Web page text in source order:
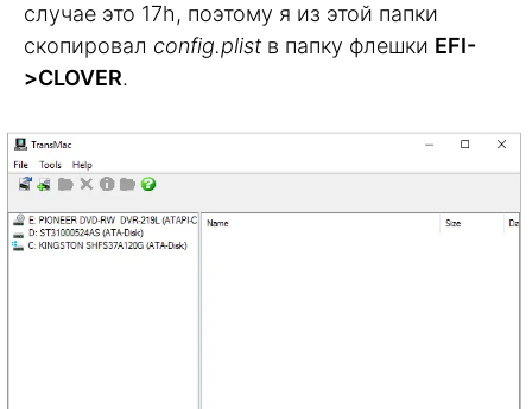
случае это 17h, поэтому я из этой папки
скопировал config.plist в папку флешки EFI-
>CLOVER.